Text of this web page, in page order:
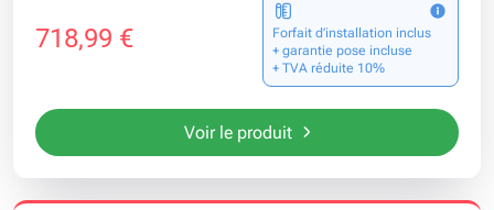
718,99 €
Forfait d’installation inclus
+ garantie pose incluse
+ TVA réduite 10%
Voir le produit